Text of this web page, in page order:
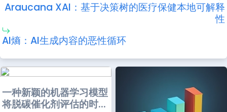
Araucana XAI：基于决策树的医疗保健本地可解释
性
AI熵：AI生成内容的恶性循环
一种新颖的机器学习模型
将脱碳催化剂评估的时...